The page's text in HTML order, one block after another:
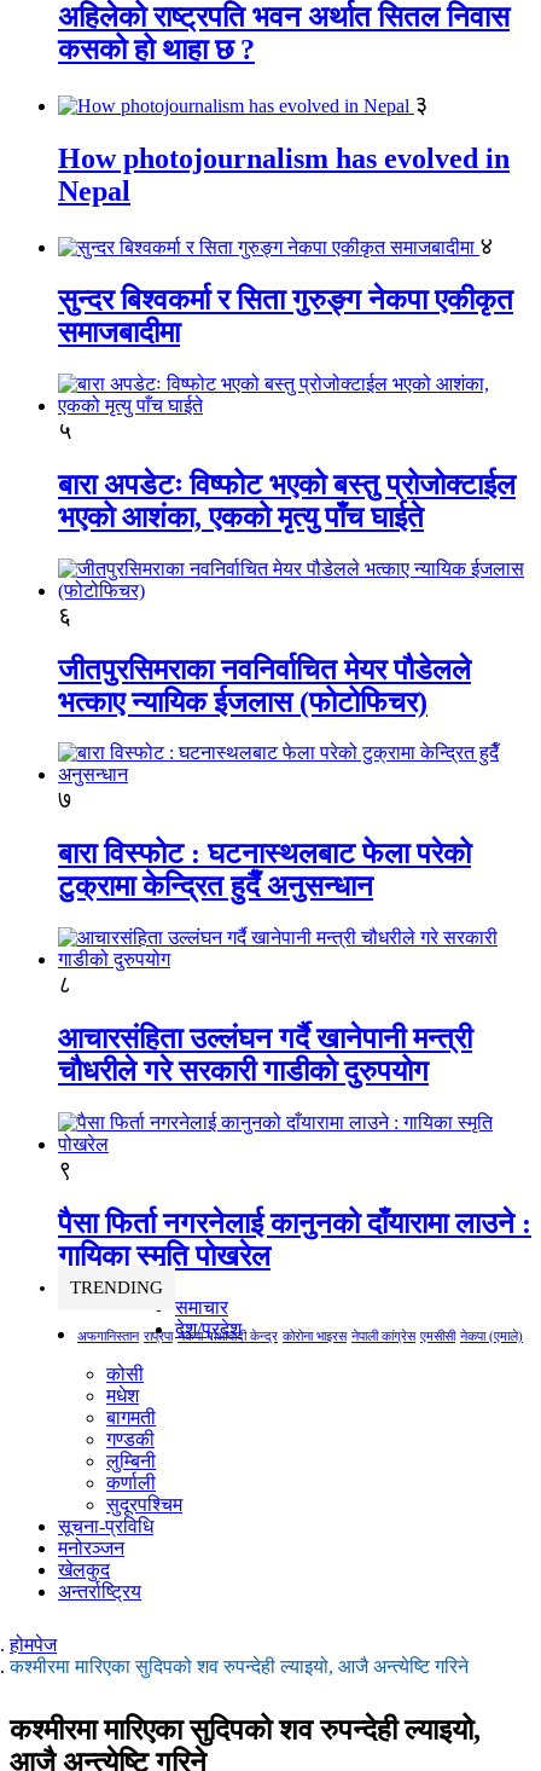
अहिलेको राष्ट्रपति भवन अर्थात सितल निवास
कसको हो थाहा छ ?
३
How photojournalism has evolved in
Nepal
४
सुन्दर बिश्वकर्मा र सिता गुरुङ्ग नेकपा एकीकृत
समाजबादीमा
५
बारा अपडेटः विष्फोट भएको बस्तु प्रोजोक्टाईल
भएको आशंका, एकको मृत्यु पाँच घाईते
६
जीतपुरसिमराका नवनिर्वाचित मेयर पौडेलले
भत्काए न्यायिक ईजलास (फोटोफिचर)
७
बारा विस्फोट : घटनास्थलबाट फेला परेको
टुक्रामा केन्द्रित हुदैँ अनुसन्धान
८
आचारसंहिता उल्लंघन गर्दै खानेपानी मन्त्री
चौधरीले गरे सरकारी गाडीको दुरुपयोग
९
पैसा फिर्ता नगरनेलाई कानुनको दाँयारामा लाउने :
गायिका स्‍मृति पोखरेल
TRENDING
अफगानिस्तान राप्रपा नेकपा माओवादी केन्द्र कोरोना भाइरस नेपाली कांग्रेस एमसीसी नेकपा (एमाले)
समाचार
देश/प्रदेश
कोसी
मधेश
बागमती
गण्डकी
लुम्बिनी
कर्णाली
सुदूरपश्चिम
सूचना-प्रविधि
मनोरञ्जन
खेलकुद
अन्तर्राष्ट्रिय
होमपेज
कश्मीरमा मारिएका सुदिपको शव रुपन्देही ल्याइयो, आजै अन्त्येष्टि गरिने
कश्मीरमा मारिएका सुदिपको शव रुपन्देही ल्याइयो,
आजै अन्त्येष्टि गरिने